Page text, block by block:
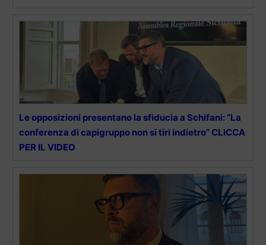
Le opposizioni presentano la sfiducia a Schifani: “La
conferenza di capigruppo non si tiri indietro” CLICCA
PER IL VIDEO